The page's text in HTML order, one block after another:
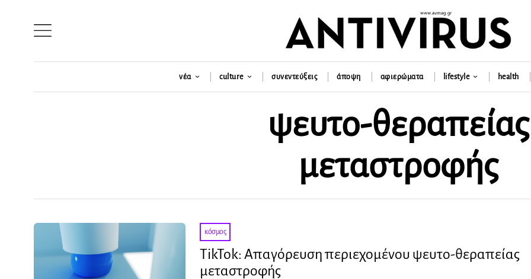
νέα culture συνεντεύξεις άποψη αφιερώματα lifestyle health
ψευτο-θεραπείας
μεταστροφής
κόσμος
TikTok: Απαγόρευση περιεχομένου ψευτο-θεραπείας
μεταστροφής